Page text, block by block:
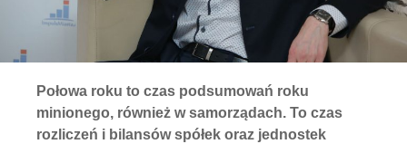
Połowa roku to czas podsumowań roku
minionego, również w samorządach. To czas
rozliczeń i bilansów spółek oraz jednostek